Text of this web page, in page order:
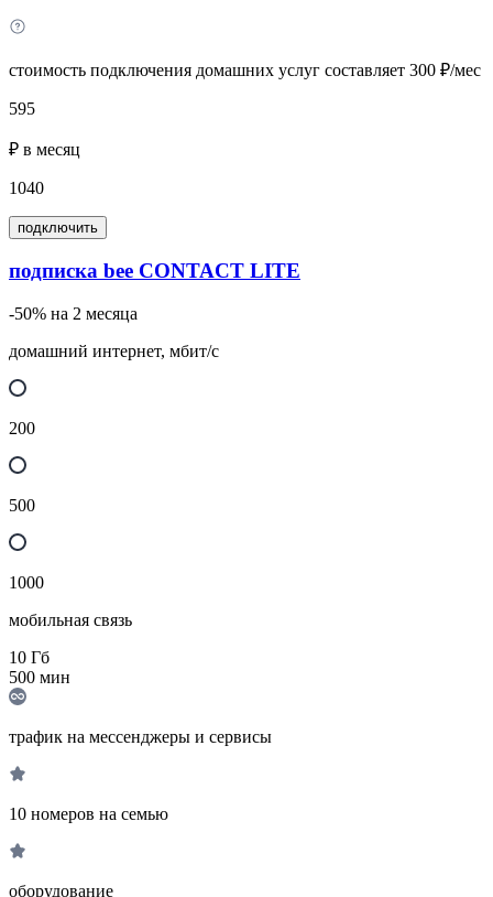
стоимость подключения домашних услуг составляет 300 ₽/мес
595
₽ в месяц
1040
подключить
подписка bee CONTACT LITE
-50% на 2 месяца
домашний интернет, мбит/с
200
500
1000
мобильная связь
10 Гб
500 мин
трафик на мессенджеры и сервисы
10 номеров на семью
оборудование